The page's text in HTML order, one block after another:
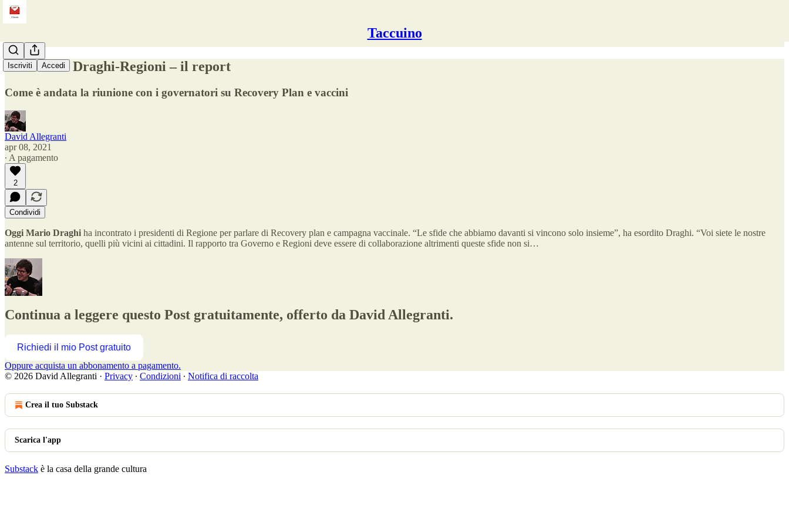
Taccuino
Iscriviti Accedi
L'incontro Draghi-Regioni – il report
Come è andata la riunione con i governatori su Recovery Plan e vaccini
David Allegranti
apr 08, 2021
∙ A pagamento
2
Condividi
Oggi Mario Draghi ha incontrato i presidenti di Regione per parlare di Recovery plan e campagna vaccinale. “Le sfide che abbiamo davanti si vincono solo insieme”, ha esordito Draghi. “Voi siete le nostre
antenne sul territorio, quelli più vicini ai cittadini. Il rapporto tra Governo e Regioni deve essere di collaborazione altrimenti queste sfide non si…
Continua a leggere questo Post gratuitamente, offerto da David Allegranti.
Richiedi il mio Post gratuito
Oppure acquista un abbonamento a pagamento.
© 2026 David Allegranti · Privacy ∙ Condizioni ∙ Notifica di raccolta
Crea il tuo Substack
Scarica l'app
Substack è la casa della grande cultura